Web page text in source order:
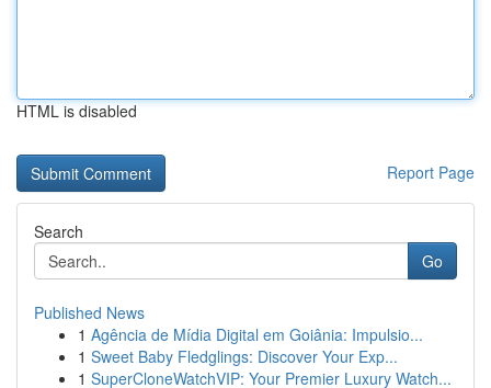
HTML is disabled
Report Page
Search
Go
Published News
1 Agência de Mídia Digital em Goiânia: Impulsio...
1 Sweet Baby Fledglings: Discover Your Exp...
1 SuperCloneWatchVIP: Your Premier Luxury Watch...